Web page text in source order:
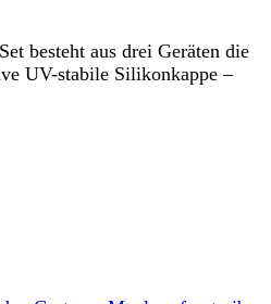
besteht aus drei Geräten die
UV-stabile Silikonkappe –